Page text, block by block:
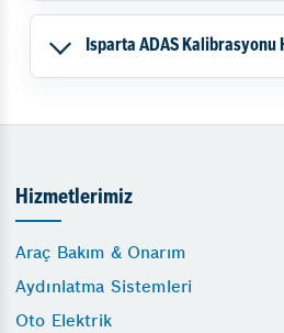
Isparta ADAS
Hizmetlerimiz
Araç Bakım & Onarım
Aydınlatma Sistemleri
Oto Elektrik